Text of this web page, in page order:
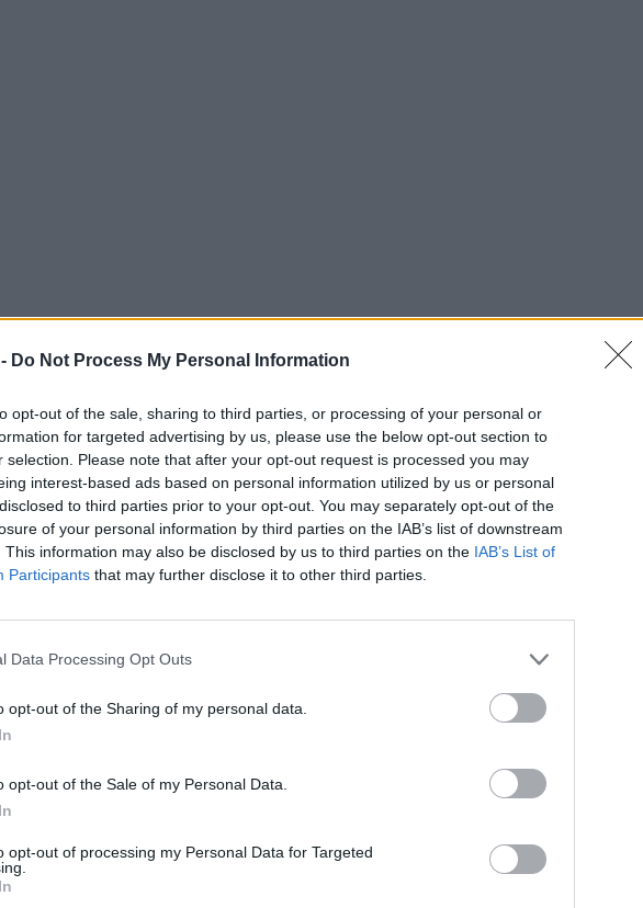
Do Not Process My Personal Information
opt-out of the sale, sharing to third parties, or processing of your personal or
for targeted advertising by us, please use the below opt-out section to
selection. Please note that after your opt-out request is processed you may
interest-based ads based on personal information utilized by us or personal
to third parties prior to your opt-out. You may separately opt-out of the
of your personal information by third parties on the IAB’s list of downstream
This information may also be disclosed by us to third parties on the IAB’s List of
Participants that may further disclose it to other third parties.
Data Processing Opt Outs
opt-out of the Sharing of my personal data.
opt-out of the Sale of my Personal Data.
opt-out of processing my Personal Data for Targeted
podróży między trzema państwami, piłka nożna nareszcie dorosła. Zrzuciła
seanse przed telewizorem, a tradycyjne święto futbolu bezczelnie przepisuje na
FIFA ucieka przed zarzutami o korupcję, rozdaje naprędce sklejone nagrody i
milkną wojny”.
oznaczający: „światowy”, „globalny” lub „ziemski”. Pochodzi od
w żaden sposób nie kojarzy mi się z czystością, a już na pewno nie z elegancją.
„007 First Light”
Fabryczne Kluby Sportowe (FKS) czy inne Ludowe Kluby Sportowe (LKS). To sport